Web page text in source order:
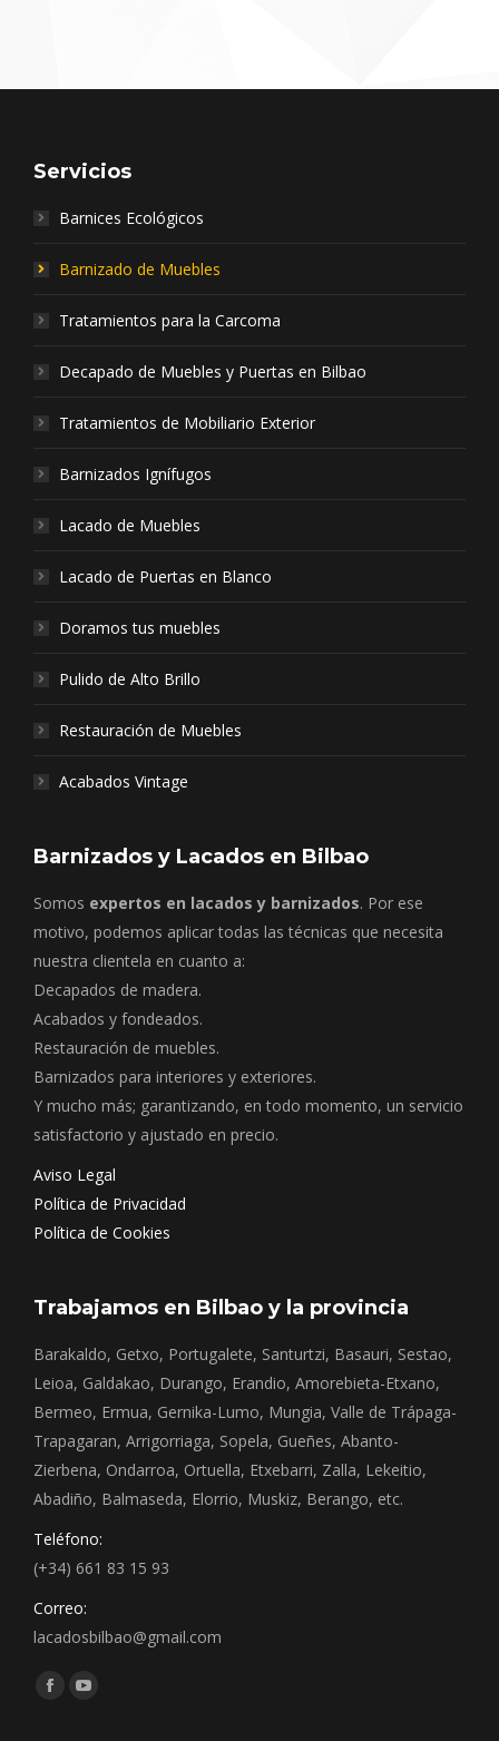
Servicios
Barnices Ecológicos
Barnizado de Muebles
Tratamientos para la Carcoma
Decapado de Muebles y Puertas en Bilbao
Tratamientos de Mobiliario Exterior
Barnizados Ignífugos
Lacado de Muebles
Lacado de Puertas en Blanco
Doramos tus muebles
Pulido de Alto Brillo
Restauración de Muebles
Acabados Vintage
Barnizados y Lacados en Bilbao
Somos expertos en lacados y barnizados. Por ese
motivo, podemos aplicar todas las técnicas que necesita
nuestra clientela en cuanto a:
Decapados de madera.
Acabados y fondeados.
Restauración de muebles.
Barnizados para interiores y exteriores.
Y mucho más; garantizando, en todo momento, un servicio
satisfactorio y ajustado en precio.
Aviso Legal
Política de Privacidad
Política de Cookies
Trabajamos en Bilbao y la provincia
Barakaldo, Getxo, Portugalete, Santurtzi, Basauri, Sestao,
Leioa, Galdakao, Durango, Erandio, Amorebieta-Etxano,
Bermeo, Ermua, Gernika-Lumo, Mungia, Valle de Trápaga-
Trapagaran, Arrigorriaga, Sopela, Gueñes, Abanto-
Zierbena, Ondarroa, Ortuella, Etxebarri, Zalla, Lekeitio,
Abadiño, Balmaseda, Elorrio, Muskiz, Berango, etc.
Teléfono:
(+34) 661 83 15 93
Correo:
lacadosbilbao@gmail.com
Encuéntranos en:
FacebookYouTube